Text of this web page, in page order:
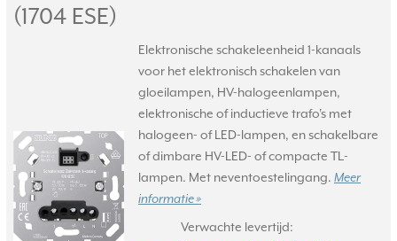
(1704 ESE)
Elektronische schakeleenheid 1-kanaals
voor het elektronisch schakelen van
gloeilampen, HV-halogeenlampen,
elektronische of inductieve trafo's met
halogeen- of LED-lampen, en schakelbare
of dimbare HV-LED- of compacte TL-
lampen. Met neventoestelingang. Meer
informatie »
Verwachte levertijd: